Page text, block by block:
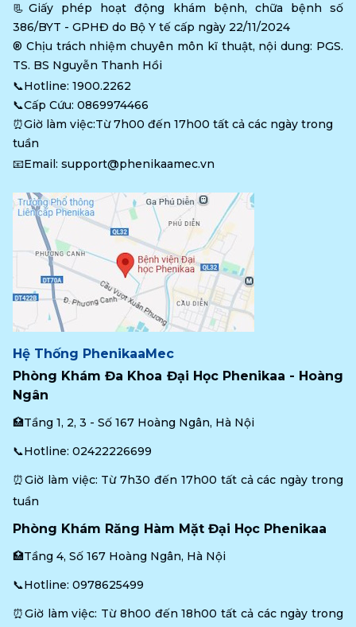
📃Giấy phép hoạt động khám bệnh, chữa bệnh số
386/BYT - GPHĐ do Bộ Y tế cấp ngày 22/11/2024
®️ Chịu trách nhiệm chuyên môn kĩ thuật, nội dung: PGS.
TS. BS Nguyễn Thanh Hồi
📞Hotline: 1900.2262
📞Cấp Cứu: 0869974466
⏰Giờ làm việc:Từ 7h00 đến 17h00 tất cả các ngày trong
tuần
📧Email: support@phenikaamec.vn
Hệ Thống PhenikaaMec
Phòng Khám Đa Khoa Đại Học Phenikaa - Hoàng
Ngân
🏥Tầng 1, 2, 3 - Số 167 Hoàng Ngân, Hà Nội
📞Hotline: 02422226699
⏰Giờ làm việc: Từ 7h30 đến 17h00 tất cả các ngày trong
tuần
Phòng Khám Răng Hàm Mặt Đại Học Phenikaa
🏥Tầng 4, Số 167 Hoàng Ngân, Hà Nội
📞Hotline: 0978625499
⏰Giờ làm việc: Từ 8h00 đến 18h00 tất cả các ngày trong